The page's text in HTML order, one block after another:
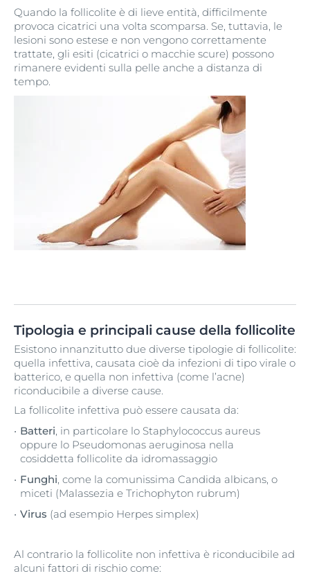
Quando la follicolite è di lieve entità, difficilmente
provoca cicatrici una volta scomparsa. Se, tuttavia, le
lesioni sono estese e non vengono correttamente
trattate, gli esiti (cicatrici o macchie scure) possono
rimanere evidenti sulla pelle anche a distanza di
tempo.
Tipologia e principali cause della follicolite
Esistono innanzitutto due diverse tipologie di follicolite:
quella infettiva, causata cioè da infezioni di tipo virale o
batterico, e quella non infettiva (come l’acne)
riconducibile a diverse cause.
La follicolite infettiva può essere causata da:
Batteri, in particolare lo Staphylococcus aureus
oppure lo Pseudomonas aeruginosa nella
cosiddetta follicolite da idromassaggio
Funghi, come la comunissima Candida albicans, o
miceti (Malassezia e Trichophyton rubrum)
Virus (ad esempio Herpes simplex)
Al contrario la follicolite non infettiva è riconducibile ad
alcuni fattori di rischio come: